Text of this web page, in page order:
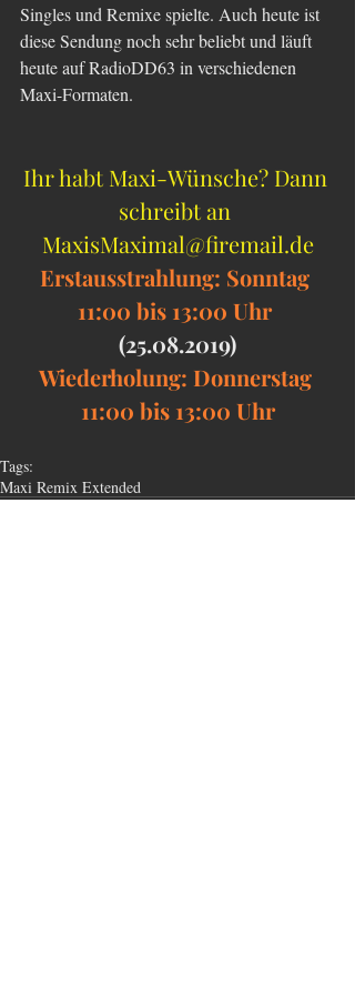
Singles und Remixe spielte. Auch heute ist
diese Sendung noch sehr beliebt und läuft
heute auf RadioDD63 in verschiedenen
Maxi-Formaten.
Ihr habt Maxi-Wünsche? Dann
schreibt an
MaxisMaximal@firemail.de
Erstausstrahlung: Sonntag
11:00 bis 13:00 Uhr
(25.08.2019)
Wiederholung: Donnerstag
11:00 bis 13:00 Uhr
Tags:
Maxi Remix Extended